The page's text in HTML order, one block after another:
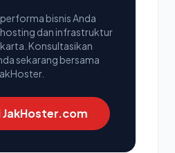
bisnis Anda
dan infrastruktur
Konsultasikan
sekarang bersama
JakHoster.com